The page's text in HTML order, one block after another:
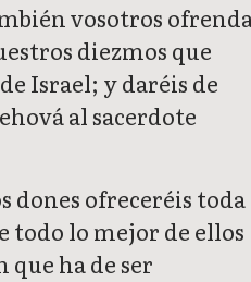
vosotros
diezmos que
Israel; y daréis de
al sacerdote
dones ofreceréis toda
todo lo mejor de ellos
ha de ser